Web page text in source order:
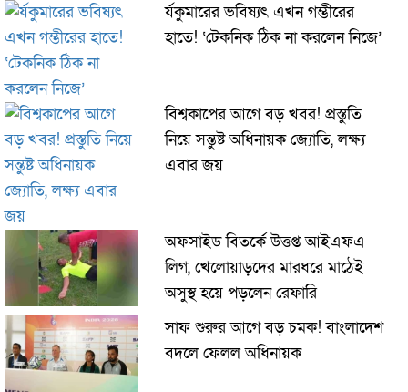
র্যকুমারের ভবিষ্যৎ এখন গম্ভীরের
হাতে! ‘টেকনিক ঠিক না করলেন নিজে’
বিশ্বকাপের আগে বড় খবর! প্রস্তুতি
নিয়ে সন্তুষ্ট অধিনায়ক জ্যোতি, লক্ষ্য
এবার জয়
অফসাইড বিতর্কে উত্তপ্ত আইএফএ
লিগ, খেলোয়াড়দের মারধরে মাঠেই
অসুস্থ হয়ে পড়লেন রেফারি
সাফ শুরুর আগে বড় চমক! বাংলাদেশ
বদলে ফেলল অধিনায়ক